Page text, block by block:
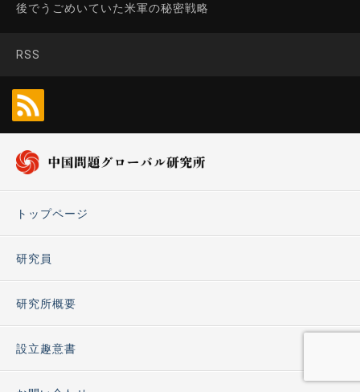
後でうごめいていた米軍の秘密戦略
RSS
トップページ
研究員
研究所概要
設立趣意書